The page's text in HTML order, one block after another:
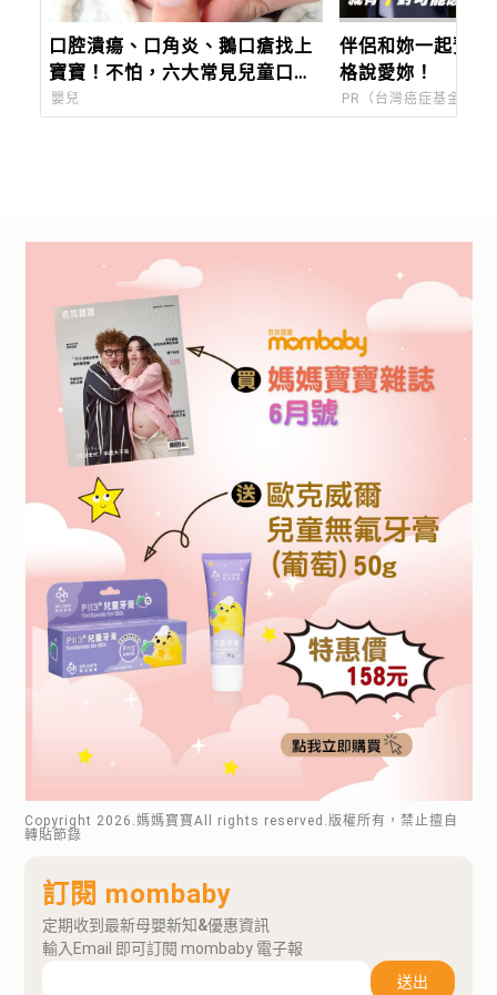
口腔潰瘍、口角炎、鵝口瘡找上
寶寶！不怕，六大常見兒童口腔
症狀一次看懂，教你如何治療及
嬰兒
伴侶和妳一起預防
格說愛妳！
PR（台灣癌症基金會）
Copyright 2026 .媽媽寶寶All rights reserved.版權所有，禁止擅自
轉貼節錄
訂閱 mombaby
定期收到最新母嬰新知&優惠資訊
輸入Email 即可訂閱 mombaby 電子報
送出